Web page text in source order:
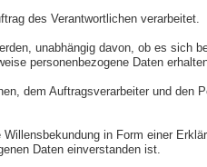
des Verantwortlichen verarbeitet.
unabhängig davon, ob es sich
personenbezogene Daten
dem Auftragsverarbeiter und den
in Form einer
Daten einverstanden ist.